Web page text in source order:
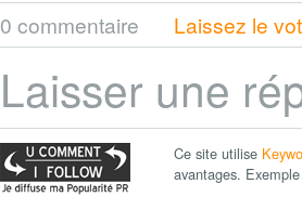
0 commentaire Laissez le
Laisser une
Ce site utilise
avantages.